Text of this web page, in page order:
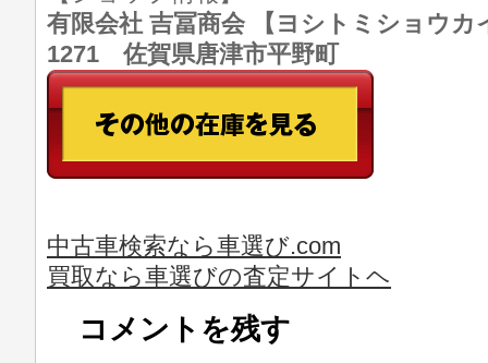
有限会社 吉冨商会 【ヨシトミショウ
1271 佐賀県唐津市平野町
中古車検索なら車選び.com
買取なら車選びの査定サイトヘ
コメントを残す